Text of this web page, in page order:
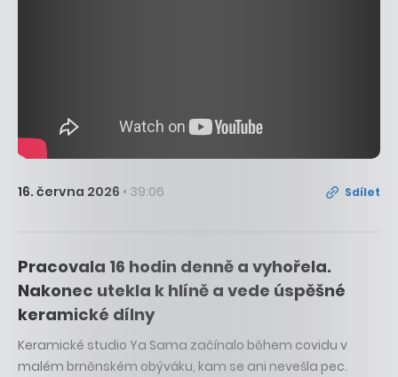
16. června 2026 • 39:06 Sdílet
Pracovala 16 hodin denně a vyhořela.
Nakonec utekla k hlíně a vede úspěšné
keramické dílny
Keramické studio Ya Sama začínalo během covidu v
malém brněnském obýváku, kam se ani nevešla pec.